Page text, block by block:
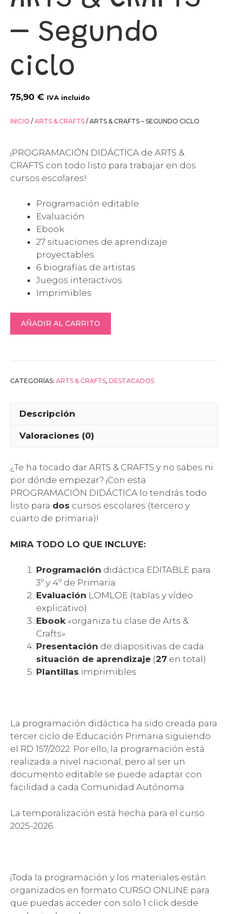
– Segundo
ciclo
75,90 € IVA incluido
INICIO /ARTS & CRAFTS / ARTS & CRAFTS – SEGUNDO CICLO
¡PROGRAMACIÓN DIDÁCTICA de ARTS &
CRAFTS con todo listo para trabajar en dos
cursos escolares!
Programación editable
Evaluación
Ebook
27 situaciones de aprendizaje
proyectables
6 biografías de artistas
Juegos interactivos
Imprimibles
ARTS
ciclo
AÑADIR AL CARRITO
CATEGORÍAS: ARTS & CRAFTS, DESTACADOS
Descripción
Valoraciones (0)
¿Te ha tocado dar ARTS & CRAFTS y no sabes ni
por dónde empezar? ¡Con esta
PROGRAMACIÓN DIDÁCTICA lo tendrás todo
listo para dos cursos escolares (tercero y
cuarto de primaria)!
MIRA TODO LO QUE INCLUYE:
Programación didáctica EDITABLE para
3º y 4º de Primaria
Evaluación LOMLOE (tablas y vídeo
explicativo)
Ebook «organiza tu clase de Arts &
Crafts»
Presentación de diapositivas de cada
situación de aprendizaje (27 en total)
Plantillas imprimibles
La programación didáctica ha sido creada para
tercer ciclo de Educación Primaria siguiendo
el RD 157/2022. Por ello, la programación está
realizada a nivel nacional, pero al ser un
documento editable se puede adaptar con
facilidad a cada Comunidad Autónoma.
La temporalización está hecha para el curso
2025-2026.
¡Toda la programación y los materiales están
organizados en formato CURSO ONLINE para
que puedas acceder con solo 1 click desde